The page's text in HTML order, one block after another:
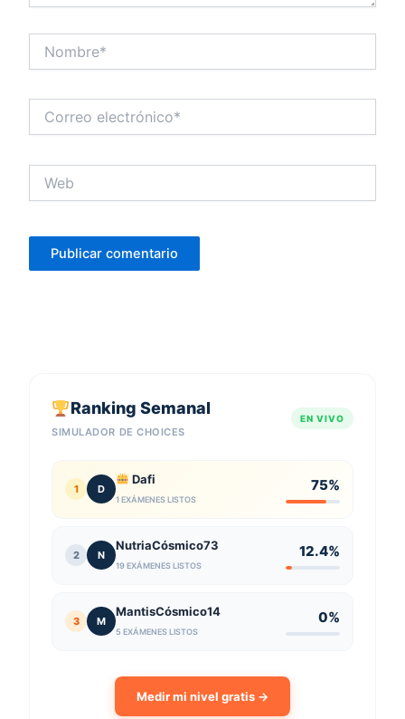
electrónico*
Ranking Semanal
SIMULADOR DE CHOICES
EN VIVO
1 D
Dafi
1 EXÁMENES LISTOS
75%
2 N
NutriaCósmico73
19 EXÁMENES LISTOS
12.4%
3 M
MantisCósmico14
5 EXÁMENES LISTOS
0%
Medir mi nivel gratis →